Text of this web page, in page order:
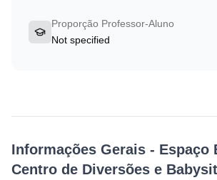
Informações Gerais - Espaço
Centro de Diversões e
Proporção Professor-Aluno
Not specified